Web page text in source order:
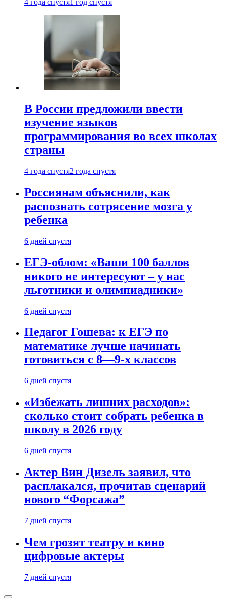
4 года спустя 1 год спустя
В России предложили ввести
изучение языков
программирования во всех школах
страны
4 года спустя2 года спустя
Россиянам объяснили, как
распознать сотрясение мозга у
ребенка
6 дней спустя
ЕГЭ-облом: «Ваши 100 баллов
никого не интересуют – у нас
льготники и олимпиадники»
6 дней спустя
Педагог Гошева: к ЕГЭ по
математике лучше начинать
готовиться с 8—9-х классов
6 дней спустя
«Избежать лишних расходов»:
сколько стоит собрать ребенка в
школу в 2026 году
6 дней спустя
Актер Вин Дизель заявил, что
расплакался, прочитав сценарий
нового “Форсажа”
7 дней спустя
Чем грозят театру и кино
цифровые актеры
7 дней спустя